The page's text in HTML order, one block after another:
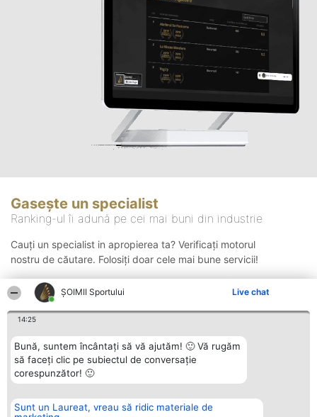
ȘOIMII Sportului Live chat
14:25
Bună, suntem încântați să vă ajutăm! 🙂 Vă rugăm
să faceți clic pe subiectul de conversație
corespunzător! 🙂
Sunt un Laureat, vreau să ridic materiale de
Gasește un specialist
Ranking-ul îi adună pe cei mai buni din industrie
Cauți un specialist in apropierea ta? Verificați motorul
nostru de căutare. Folosiți doar cele mai bune servicii!
Organizator Ranking Plebiscyt Contact